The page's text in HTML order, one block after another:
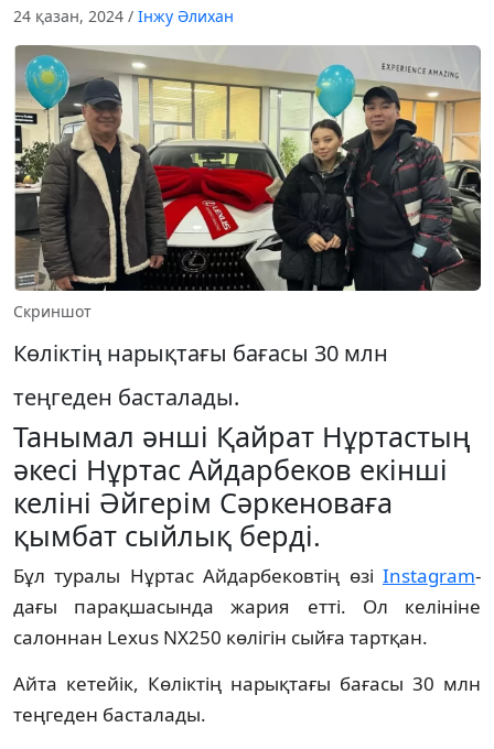
24 қазан, 2024 / Інжу Әлихан
Скриншот
Көліктің нарықтағы бағасы 30 млн
теңгеден басталады.
Танымал әнші Қайрат Нұртастың
әкесі Нұртас Айдарбеков екінші
келіні Әйгерім Cәркеноваға
қымбат сыйлық берді.
Бұл туралы Нұртас Айдарбековтің өзі Instagram-
дағы парақшасында жария етті. Ол келініне
салоннан Lexus NX250 көлігін сыйға тартқан.
Айта кетейік, Көліктің нарықтағы бағасы 30 млн
теңгеден басталады.